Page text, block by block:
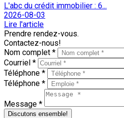
L'abc du crédit immobilier : 6...
2026-08-03
Lire l'article
Prendre rendez-vous.
Contactez-nous!
Nom complet *
Courriel *
Téléphone *
Téléphone *
Message *
Discutons ensemble!